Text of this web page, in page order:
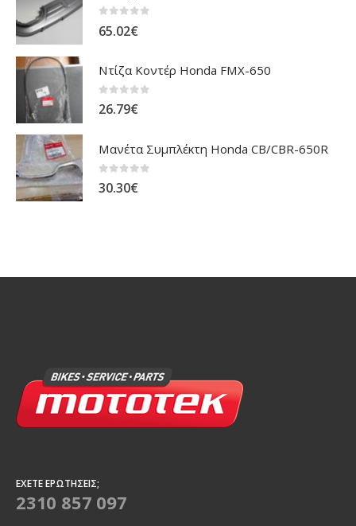
65.02€
Ντίζα Κοντέρ Honda FMX-650
0 out of 5
26.79€
Μανέτα Συμπλέκτη Honda CB/CBR-650R
0 out of 5
30.30€
ΈΧΕΤΕ ΕΡΩΤΉΣΕΙΣ;
2310 857 097